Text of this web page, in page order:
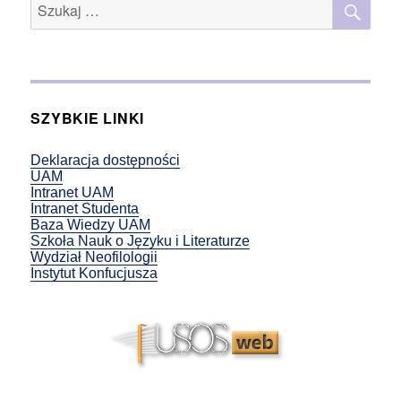
SZYBKIE LINKI
Deklaracja dostępności
UAM
Intranet UAM
Intranet Studenta
Baza Wiedzy UAM
Szkoła Nauk o Języku i Literaturze
Wydział Neofilologii
Instytut Konfucjusza